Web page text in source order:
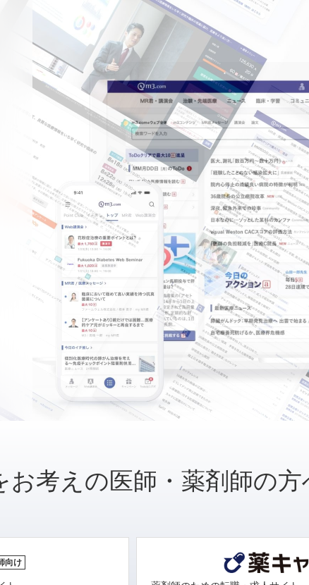
お考えの医師・薬剤師の方
向け